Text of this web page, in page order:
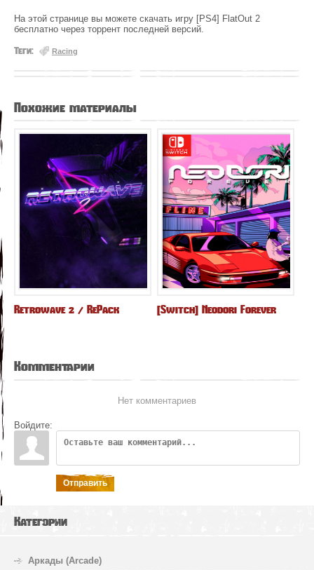
На этой странице вы можете скачать игру [PS4] FlatOut 2
бесплатно через торрент последней версий.
Теги: Racing
Похожие материалы
Retrowave 2 / RePack [Switch] Neodori Forever
Комментарии
Нет комментариев
Войдите:
Отправить
Категории
Аркады (Arcade)